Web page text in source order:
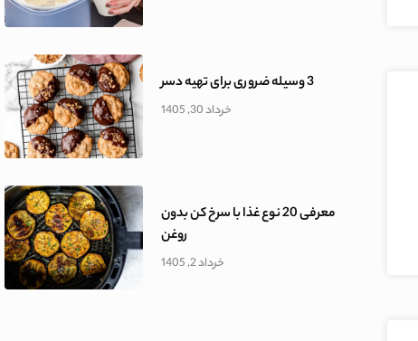
3 وسیله ضروری برای تهیه دسر
خرداد 30, 1405
معرفی 20 نوع غذا با سرخ کن بدون
روغن
خرداد 2, 1405